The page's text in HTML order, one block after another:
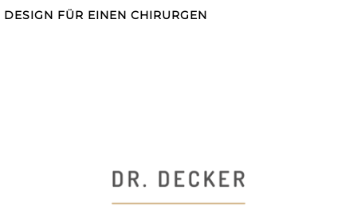
DESIGN FÜR EINEN CHIRURGEN